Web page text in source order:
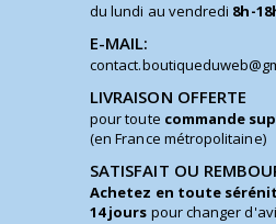
du lundi au vendredi 8h-
E-MAIL:
LIVRAISON OFFERTE
pour toute commande
(en France métropolitaine)
SATISFAIT OU
Achetez en toute
14 jours pour changer